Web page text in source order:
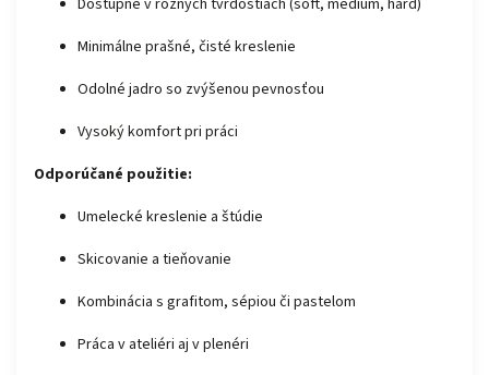
Dostupné v rôznych tvrdostiach (soft, medium, hard)
Minimálne prašné, čisté kreslenie
Odolné jadro so zvýšenou pevnosťou
Vysoký komfort pri práci
Odporúčané použitie:
Umelecké kreslenie a štúdie
Skicovanie a tieňovanie
Kombinácia s grafitom, sépiou či pastelom
Práca v ateliéri aj v plenéri